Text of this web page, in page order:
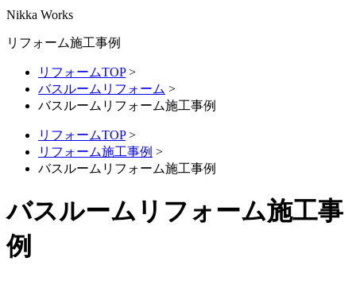
Nikka Works
リフォーム施工事例
リフォームTOP>
バスルームリフォーム >
バスルームリフォーム施工事例
リフォームTOP>
リフォーム施工事例 >
バスルームリフォーム施工事例
バスルームリフォーム施工事
例